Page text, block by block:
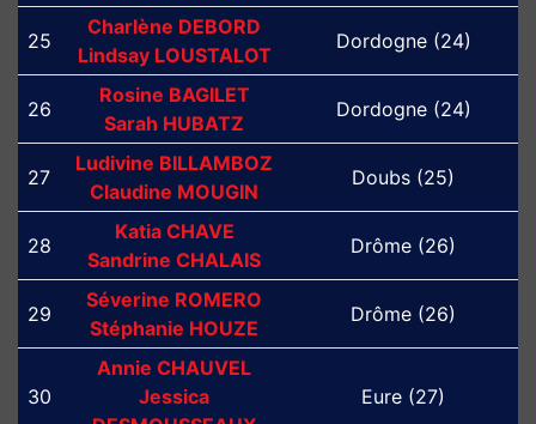
25
Charlène DEBORD
Lindsay LOUSTALOT
Dordogne (24)
26
Rosine BAGILET
Sarah HUBATZ
Dordogne (24)
27
Ludivine BILLAMBOZ
Claudine MOUGIN
Doubs (25)
28
Katia CHAVE
Sandrine CHALAIS
Drôme (26)
29
Séverine ROMERO
Stéphanie HOUZE
Drôme (26)
30
Annie CHAUVEL
Jessica
Eure (27)